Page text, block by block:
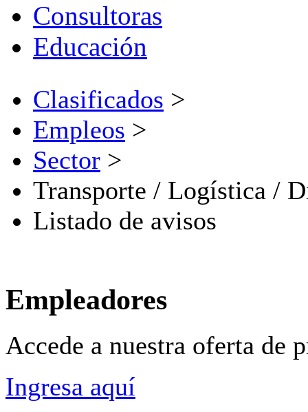
Consultoras
Educación
Clasificados >
Empleos >
Sector >
Transporte / Logística /
Listado de avisos
Empleadores
Accede a nuestra oferta de
Ingresa aquí